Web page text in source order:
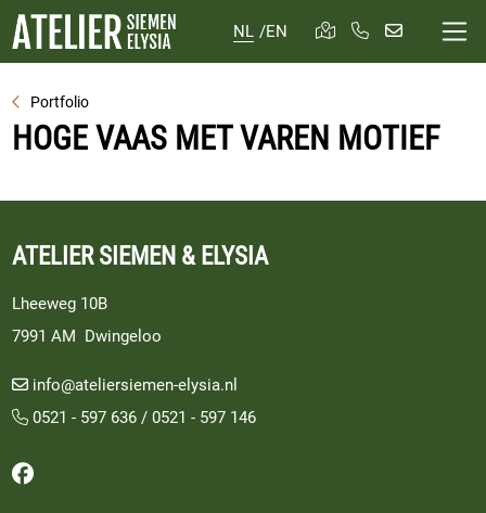
NL /EN
Portfolio
HOGE VAAS MET VAREN MOTIEF
ATELIER SIEMEN & ELYSIA
Lheeweg 10B
7991 AM Dwingeloo
info@ateliersiemen-elysia.nl
0521 - 597 636 /0521 - 597 146
Volg ons op Facebook